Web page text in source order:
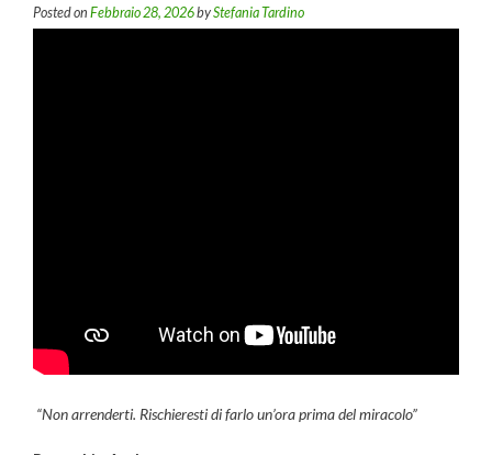
Posted on Febbraio 28, 2026byStefania Tardino
“Non arrenderti. Rischieresti di farlo un’ora prima del miracolo”